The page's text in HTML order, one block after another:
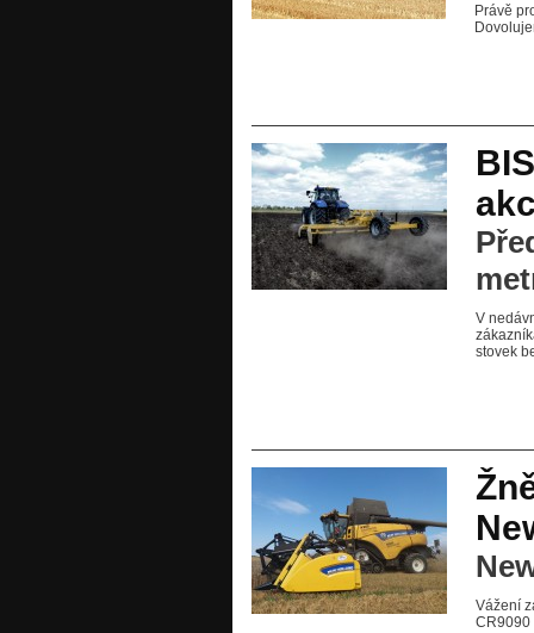
Právě
V
stovek
Vážení
CR9090